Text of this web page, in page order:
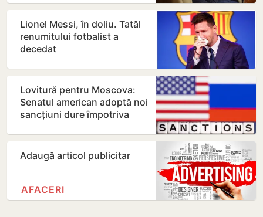
Lionel Messi, în doliu. Tatăl
renumitului fotbalist a
decedat
Lovitură pentru Moscova:
Senatul american adoptă noi
sancțiuni dure împotriva
Adaugă articol publicitar
AFACERI